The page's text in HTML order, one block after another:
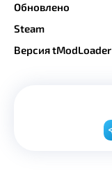
Обновлено
Steam
Версия tModLoader